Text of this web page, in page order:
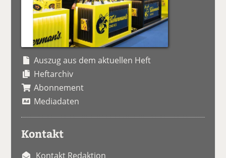
Auszug aus dem aktuellen Heft
Heftarchiv
Abonnement
Mediadaten
Kontakt
Kontakt Redaktion